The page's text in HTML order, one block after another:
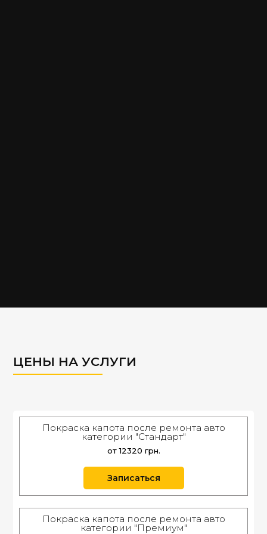
ЦЕНЫ НА УСЛУГИ
Покраска капота после ремонта авто
категории "Стандарт"
от 12320 грн.
Записаться
Покраска капота после ремонта авто
категории "Премиум"